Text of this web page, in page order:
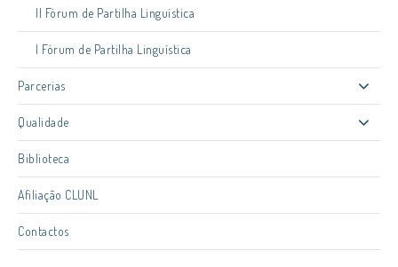
II Fórum de Partilha Linguística
I Fórum de Partilha Linguística
Parcerias
Qualidade
Biblioteca
Afiliação CLUNL
Contactos